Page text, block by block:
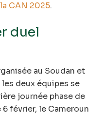
CAN 2025.
duel
au Soudan et
deux équipes se
journée phase de
février, le Cameroun